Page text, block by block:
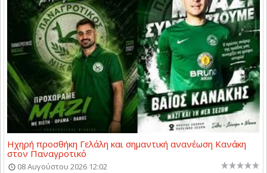
Ηχηρή προσθήκη Γελάλη και σημαντική ανανέωση Κανάκη
στον Παναγροτικό
08 Αυγούστου 2026 12:02